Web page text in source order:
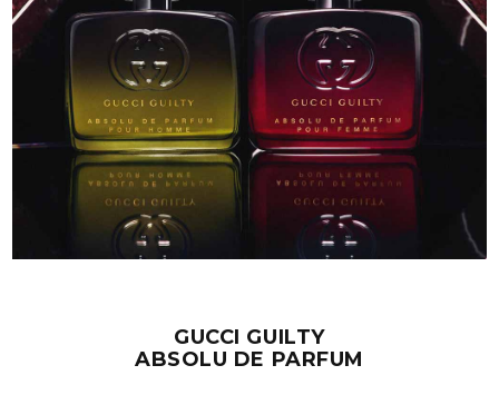
GUCCI GUILTY
ABSOLU DE PARFUM